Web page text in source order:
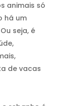
animais só
há um
seja, é
de vacas